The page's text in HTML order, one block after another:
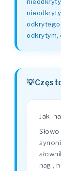
odkrytym,
Jak
nagi,